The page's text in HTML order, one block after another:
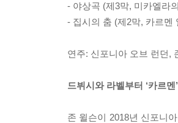
- 야상곡 (제3막, 미카엘라
- 집시의 춤 (제2막, 카르멘
연주: 신포니아 오브 런던,
드뷔시와 라벨부터 ‘카르
존 윌슨이 2018년 신포니